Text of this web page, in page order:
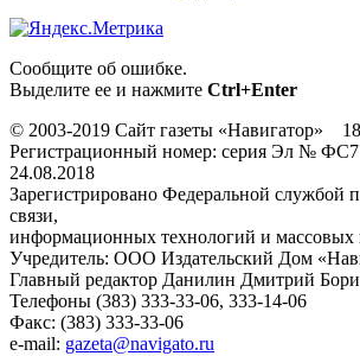
Сообщите об ошибке.
Выделите ее и нажмите Ctrl+Enter
© 2003-2019 Сайт газеты «Навигатор»
Регистрационный номер: серия Эл №
24.08.2018
Зарегистрировано Федеральной службой
связи,
информационных технологий и
Учредитель: ООО Издательский Дом
Главный редактор Данилин Дмитрий
Телефоны (383) 333-33-06, 333-14-06
Факс: (383) 333-33-06
e-mail: gazeta@navigato.ru